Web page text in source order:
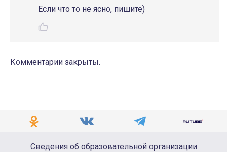
Если что то не ясно, пишите)
Комментарии закрыты.
Сведения об образовательной организации